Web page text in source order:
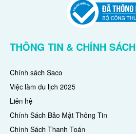
THÔNG TIN & CHÍNH SÁCH
Chính sách Saco
Việc làm du lịch 2025
Liên hệ
Chính Sách Bảo Mật Thông Tin
Chính Sách Thanh Toán